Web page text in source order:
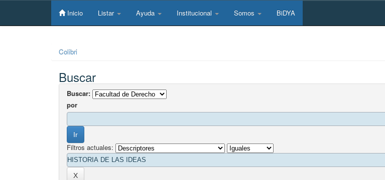
Skip
Inicio Listar Ayuda Institucional Somos BiDYA
Colibri
Buscar
Buscar:
por
Filtros actuales: